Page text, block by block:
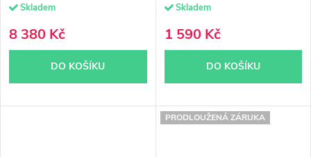
Skladem
8 380 Kč
DO KOŠÍKU
Skladem
1 590 Kč
DO KOŠÍKU
PRODLOUŽENÁ ZÁRUKA